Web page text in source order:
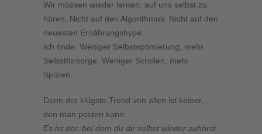
Wir müssen wieder lernen, auf uns selbst zu
hören. Nicht auf den Algorithmus. Nicht auf den
neuesten Ernährungshype.
Ich finde: Weniger Selbstoptimierung, mehr
Selbstfürsorge. Weniger Scrollen, mehr
Spüren.
Denn der klügste Trend von allen ist keiner,
den man posten kann:
Es ist der, bei dem du dir selbst wieder zuhörst.